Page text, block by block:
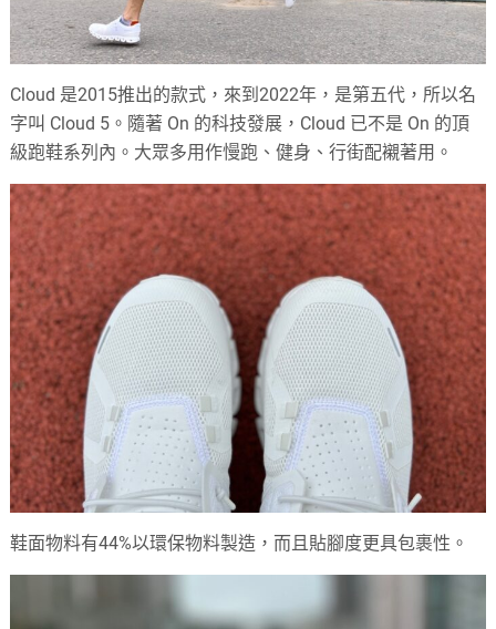
Cloud 是2015推出的款式，來到2022年，是第五代，所以名
字叫 Cloud 5。隨著 On 的科技發展，Cloud 已不是 On 的頂
級跑鞋系列內。大眾多用作慢跑、健身、行街配襯著用。
鞋面物料有44%以環保物料製造，而且貼腳度更具包裹性。